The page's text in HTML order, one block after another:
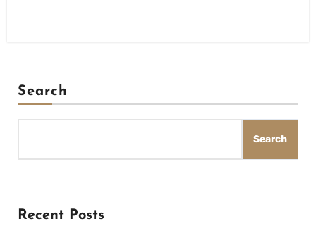
Search
Search
Recent Posts